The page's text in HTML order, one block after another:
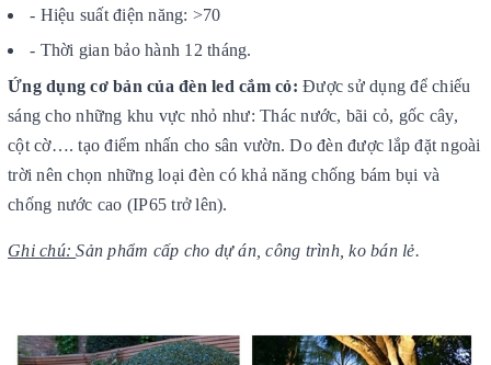
- Hiệu suất điện năng: >70
- Thời gian bảo hành 12 tháng.
Ứng dụng cơ bản của đèn led cắm cỏ: Được sử dụng để chiếu
sáng cho những khu vực nhỏ như: Thác nước, bãi cỏ, gốc cây,
cột cờ…. tạo điểm nhấn cho sân vườn. Do đèn được lắp đặt ngoài
trời nên chọn những loại đèn có khả năng chống bám bụi và
chống nước cao (IP65 trở lên).
Ghi chú:Sản phẩm cấp cho dự án, công trình, ko bán lẻ.